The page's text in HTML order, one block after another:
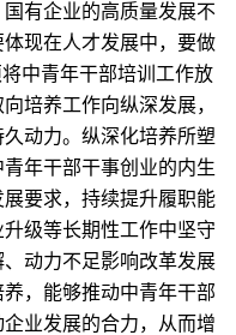
有企业的高质量发展不
现在人才发展中，要做
中青年干部培训工作放
培养工作向纵深发展，
动力。纵深化培养所塑
年干部干事创业的内生
要求，持续提升履职能
级等长期性工作中坚守
动力不足影响改革发展
，能够推动中青年干部
业发展的合力，从而增